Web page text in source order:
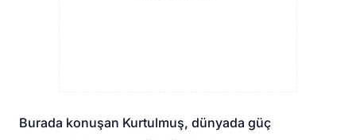
Burada konuşan Kurtulmuş, dünyada güç